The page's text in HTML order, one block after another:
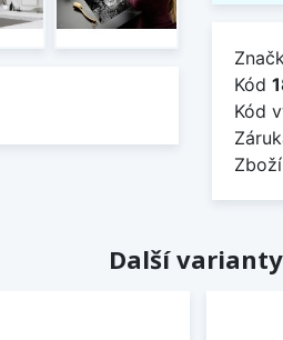
Kód
Kód
Další varianty